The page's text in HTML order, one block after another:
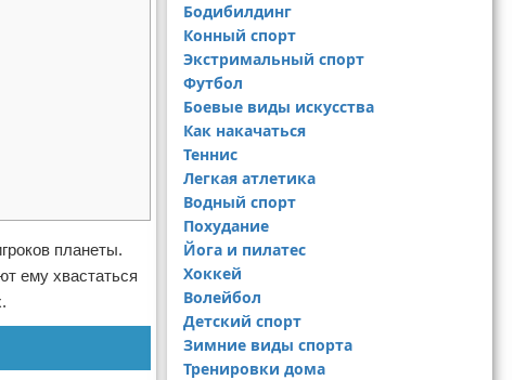
планеты.
ему хвастаться
Бодибилдинг
Конный спорт
Экстримальный спорт
Футбол
Боевые виды искусства
Как накачаться
Теннис
Легкая атлетика
Водный спорт
Похудание
Йога и пилатес
Хоккей
Волейбол
Детский спорт
Зимние виды спорта
Тренировки дома